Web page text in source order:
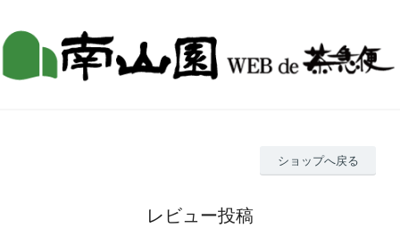
ショップへ戻る
レビュー投稿